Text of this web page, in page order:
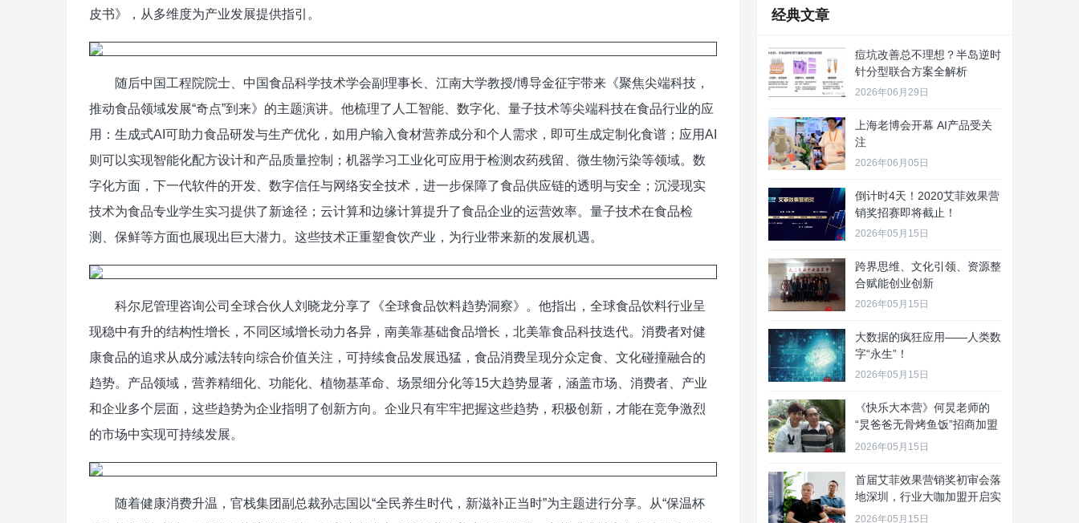
皮书》，从多维度为产业发展提供指引。
随后中国工程院院士、中国食品科学技术学会副理事长、江南大学教授/博导金征宇带来《聚焦尖端科技，
推动食品领域发展“奇点”到来》的主题演讲。他梳理了人工智能、数字化、量子技术等尖端科技在食品行业的应
用：生成式AI可助力食品研发与生产优化，如用户输入食材营养成分和个人需求，即可生成定制化食谱；应用AI
则可以实现智能化配方设计和产品质量控制；机器学习工业化可应用于检测农药残留、微生物污染等领域。数
字化方面，下一代软件的开发、数字信任与网络安全技术，进一步保障了食品供应链的透明与安全；沉浸现实
技术为食品专业学生实习提供了新途径；云计算和边缘计算提升了食品企业的运营效率。量子技术在食品检
测、保鲜等方面也展现出巨大潜力。这些技术正重塑食饮产业，为行业带来新的发展机遇。
科尔尼管理咨询公司全球合伙人刘晓龙分享了《全球食品饮料趋势洞察》。他指出，全球食品饮料行业呈
现稳中有升的结构性增长，不同区域增长动力各异，南美靠基础食品增长，北美靠食品科技迭代。消费者对健
康食品的追求从成分减法转向综合价值关注，可持续食品发展迅猛，食品消费呈现分众定食、文化碰撞融合的
趋势。产品领域，营养精细化、功能化、植物基革命、场景细分化等15大趋势显著，涵盖市场、消费者、产业
和企业多个层面，这些趋势为企业指明了创新方向。企业只有牢牢把握这些趋势，积极创新，才能在竞争激烈
的市场中实现可持续发展。
随着健康消费升温，官栈集团副总裁孙志国以“全民养生时代，新滋补正当时”为主题进行分享。从“保温杯
经典文章
痘坑改善总不理想？半岛逆时
针分型联合方案全解析
2026年06月29日
上海老博会开幕 AI产品受关
注
2026年06月05日
倒计时4天！2020艾菲效果营
销奖招赛即将截止！
2026年05月15日
跨界思维、文化引领、资源整
合赋能创业创新
2026年05月15日
大数据的疯狂应用——人类数
字“永生”！
2026年05月15日
《快乐大本营》何炅老师的
“炅爸爸无骨烤鱼饭”招商加盟
啦
2026年05月15日
首届艾菲效果营销奖初审会落
地深圳，行业大咖加盟开启实
效新
2026年05月15日